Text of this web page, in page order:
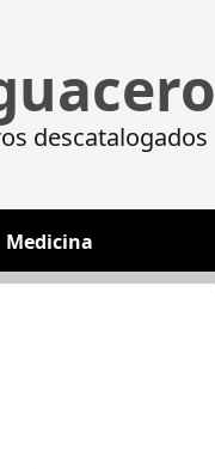
descatalogados
Medicina